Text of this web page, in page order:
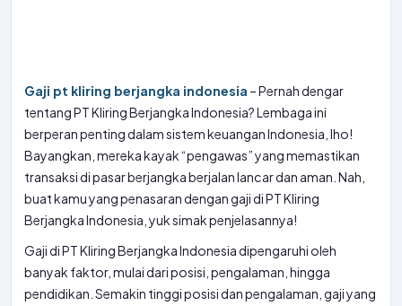
Gaji pt kliring berjangka indonesia – Pernah dengar
tentang PT Kliring Berjangka Indonesia? Lembaga ini
berperan penting dalam sistem keuangan Indonesia, lho!
Bayangkan, mereka kayak “pengawas” yang memastikan
transaksi di pasar berjangka berjalan lancar dan aman. Nah,
buat kamu yang penasaran dengan gaji di PT Kliring
Berjangka Indonesia, yuk simak penjelasannya!
Gaji di PT Kliring Berjangka Indonesia dipengaruhi oleh
banyak faktor, mulai dari posisi, pengalaman, hingga
pendidikan. Semakin tinggi posisi dan pengalaman, gaji yang